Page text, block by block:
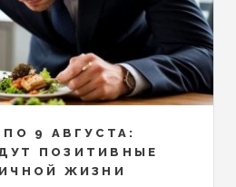
9 АВГУСТА:
ПОЗИТИВНЫЕ
ЖИЗНИ